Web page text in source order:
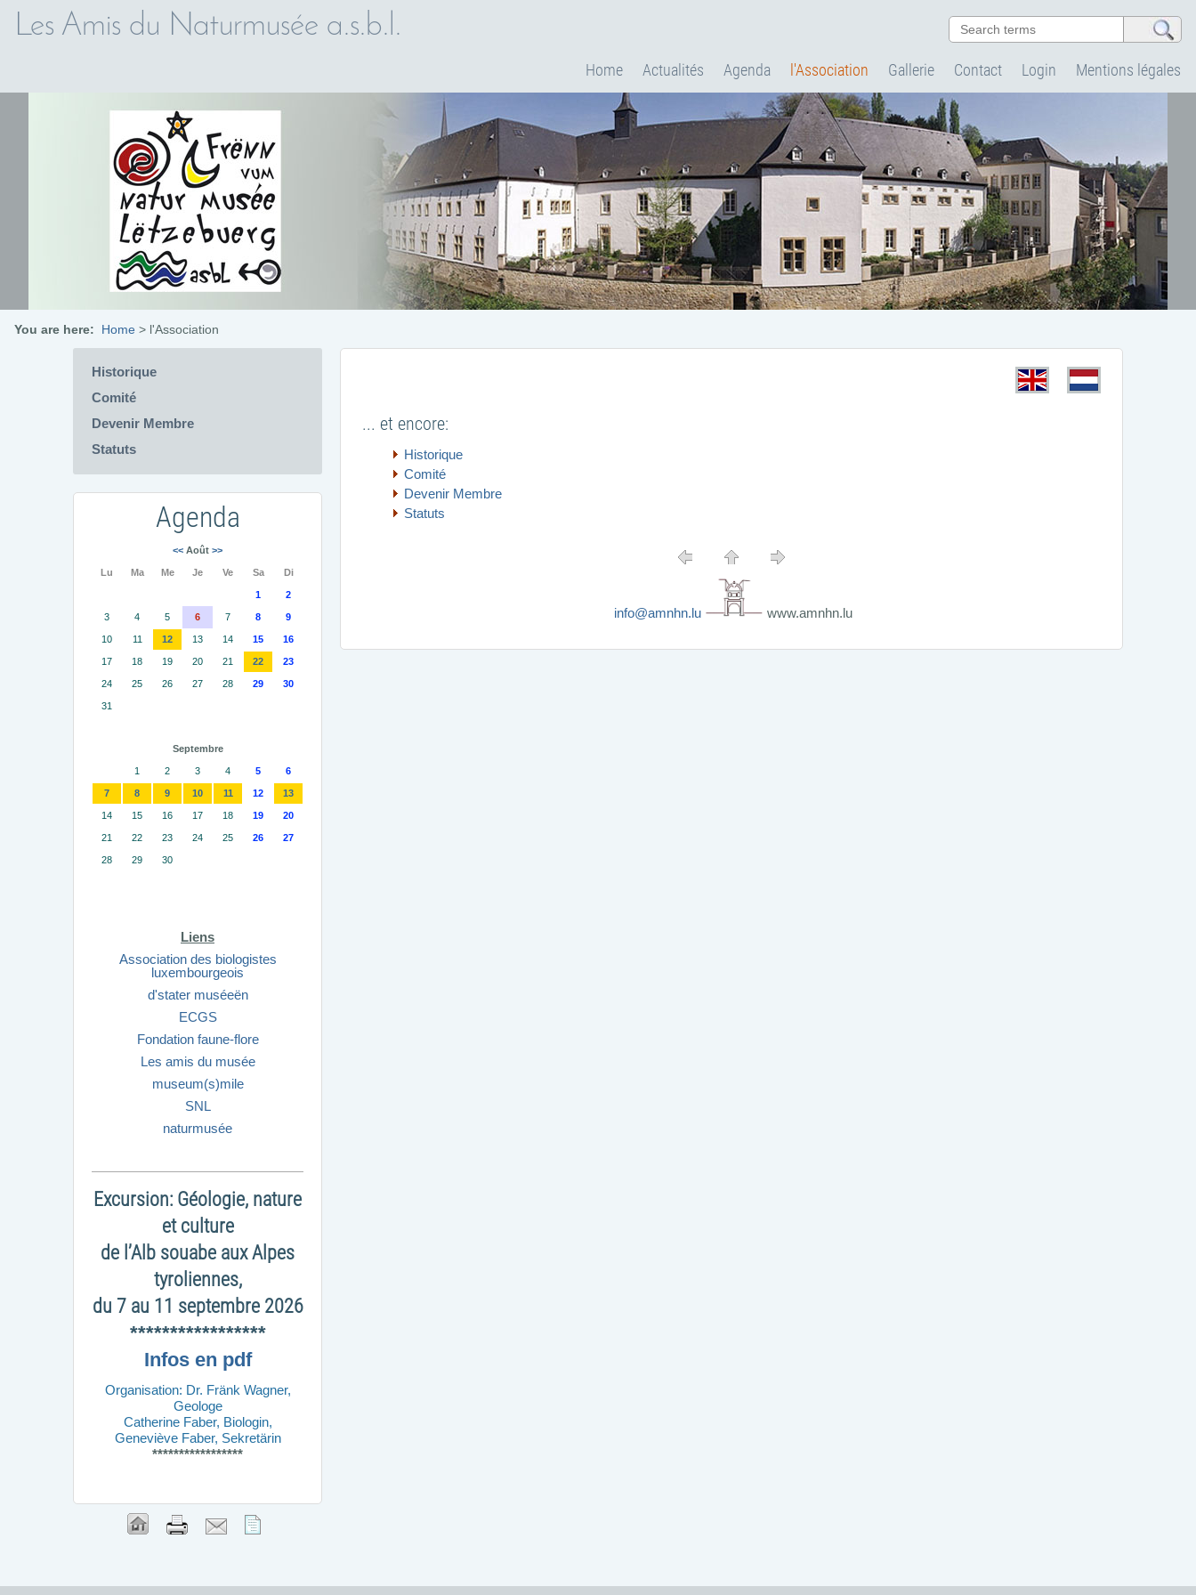
Les Amis du Naturmusée a.s.b.l.
Home Actualités Agenda l'Association Gallerie Contact Login Mentions légales
You are here: Home > l'Association
... et encore:
Historique
Comité
Devenir Membre
Statuts
info@amnhn.lu www.amnhn.lu
Historique
Comité
Devenir Membre
Statuts
Agenda
<< Août >>
Lu Ma Me Je Ve Sa Di
1 2
3 4 5 6 7 8 9
10 11 12 13 14 15 16
17 18 19 20 21 22 23
24 25 26 27 28 29 30
31
Septembre
1 2 3 4 5 6
7 8 9 10 11 12 13
14 15 16 17 18 19 20
21 22 23 24 25 26 27
28 29 30
Liens
Association des biologistes
luxembourgeois
d'stater muséeën
ECGS
Fondation faune-flore
Les amis du musée
museum(s)mile
SNL
naturmusée
Excursion: Géologie, nature
et culture
de l’Alb souabe aux Alpes
tyroliennes,
du 7 au 11 septembre 2026
*****************
Infos en pdf
Organisation: Dr. Fränk Wagner,
Geologe
Catherine Faber, Biologin,
Geneviève Faber, Sekretärin
*****************